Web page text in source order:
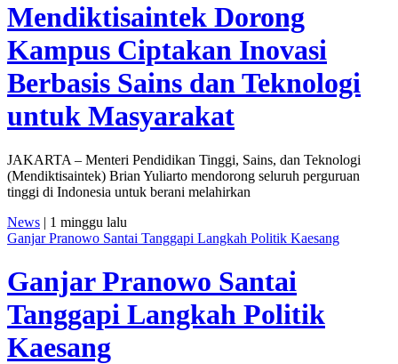
Mendiktisaintek Dorong
Kampus Ciptakan Inovasi
Berbasis Sains dan Teknologi
untuk Masyarakat
JAKARTA – Menteri Pendidikan Tinggi, Sains, dan Teknologi
(Mendiktisaintek) Brian Yuliarto mendorong seluruh perguruan
tinggi di Indonesia untuk berani melahirkan
News | 1 minggu lalu
Ganjar Pranowo Santai Tanggapi Langkah Politik Kaesang
Ganjar Pranowo Santai
Tanggapi Langkah Politik
Kaesang